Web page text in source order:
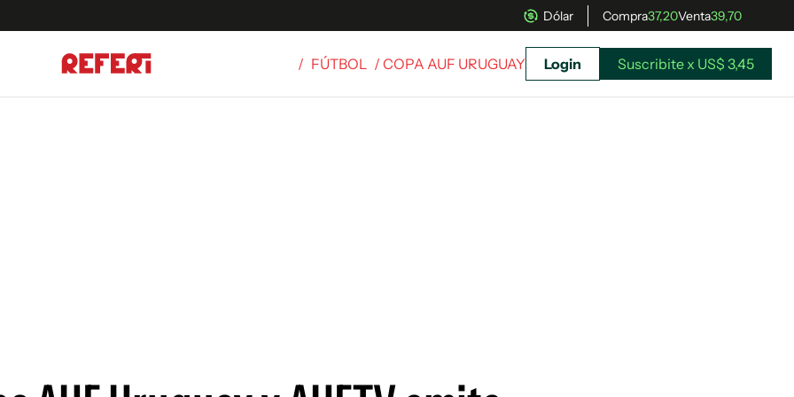
Dólar Compra37,20Venta39,70
/ FÚTBOL / COPA AUF URUGUAY Login Suscribite x US$ 3,45